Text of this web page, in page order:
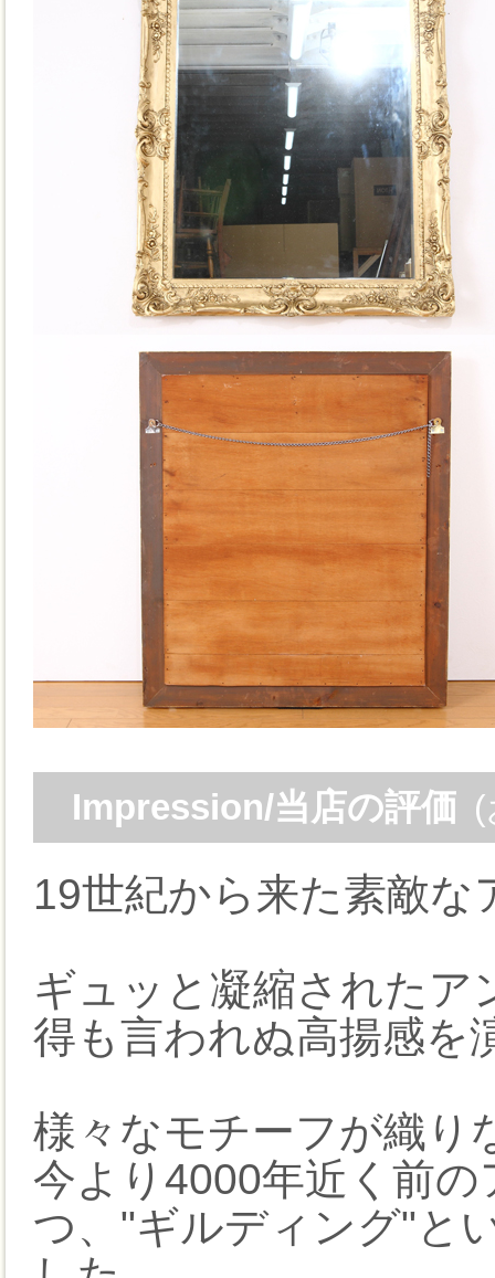
Impression/当店の評価
19世紀から来た素敵
ギュッと凝縮されたア
得も言われぬ高揚感を
様々なモチーフが織り
今より4000年近く前
つ、"ギルディング"と